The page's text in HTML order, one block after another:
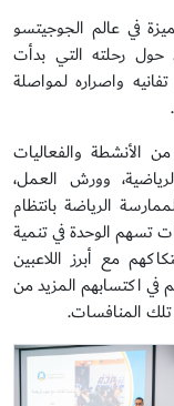
في عالم الجوجيتسو
رحلته التي بدأت
واصراره لمواصلة
الأنشطة والفعاليات
وورش العمل،
الرياضة بانتظام
تسهم الوحدة في تنمية
مع أبرز اللاعبين
في اكتسابهم المزيد من
المنافسات.